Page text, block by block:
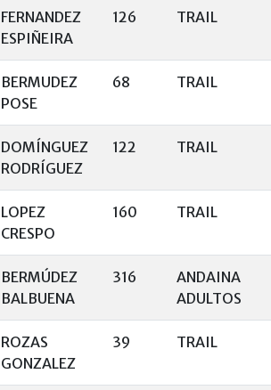
FERNANDEZ
ESPIÑEIRA
126 TRAIL
BERMUDEZ
POSE
68 TRAIL
DOMÍNGUEZ
RODRÍGUEZ
122 TRAIL
LOPEZ
CRESPO
160 TRAIL
BERMÚDEZ
BALBUENA
316
ANDAINA
ADULTOS
ROZAS
GONZALEZ
39 TRAIL